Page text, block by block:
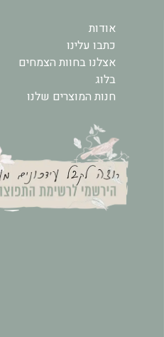
אודות
כתבו עלינו
אצלנו בחוות הצמחים
בלוג
חנות המוצרים שלנו